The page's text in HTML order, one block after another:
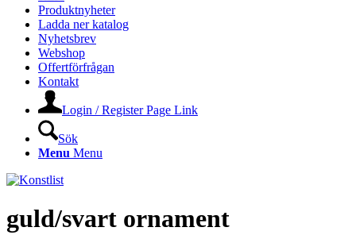
Produktnyheter
Ladda ner katalog
Nyhetsbrev
Webshop
Offertförfrågan
Kontakt
Login / Register Page Link
Sök
Menu Menu
guld/svart ornament